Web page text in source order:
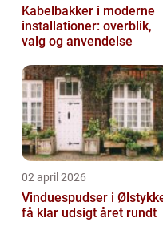
Kabelbakker i moderne
installationer: overblik,
valg og anvendelse
02 april 2026
Vinduespudser i
få klar udsigt året rundt